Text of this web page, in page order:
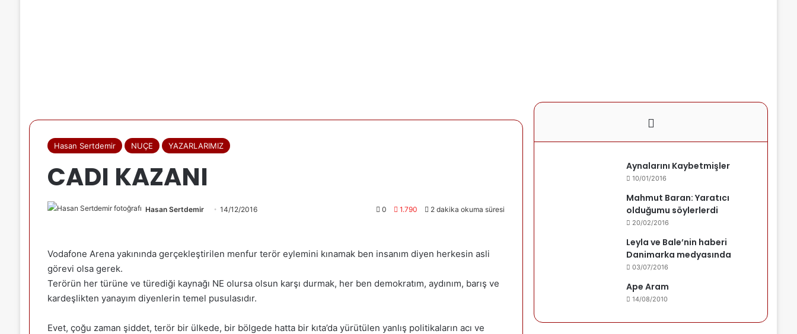
Hasan Sertdemir NUÇE YAZARLARIMIZ
CADI KAZANI
Hasan Sertdemir 14/12/2016 0 1.790 2 dakika okuma süresi
Vodafone Arena yakınında gerçekleştirilen menfur terör eylemini kınamak ben insanım diyen herkesin asli
görevi olsa gerek.
Terörün her türüne ve türediği kaynağı NE olursa olsun karşı durmak, her ben demokratım, aydınım, barış ve
kardeşlikten yanayım diyenlerin temel pusulasıdır.
Evet, çoğu zaman şiddet, terör bir ülkede, bir bölgede hatta bir kıta’da yürütülen yanlış politikaların acı ve
Aynalarını Kaybetmişler
10/01/2016
Mahmut Baran: Yaratıcı
olduğumu söylerlerdi
20/02/2016
Leyla ve Bale’nin haberi
Danimarka medyasında
03/07/2016
Ape Aram
14/08/2010